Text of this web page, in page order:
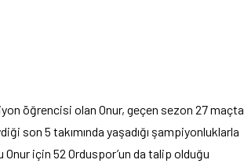
öğrencisi olan Onur, geçen sezon 27 maçta
son 5 takımında yaşadığı şampiyonluklarla
için 52 Orduspor’un da talip olduğu